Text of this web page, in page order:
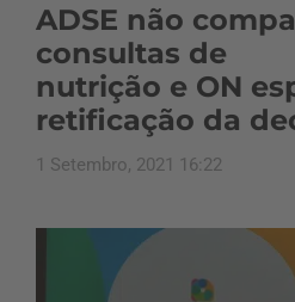
ADSE não
consultas de
nutrição e ON
retificação da
1 Setembro, 2021 16:22